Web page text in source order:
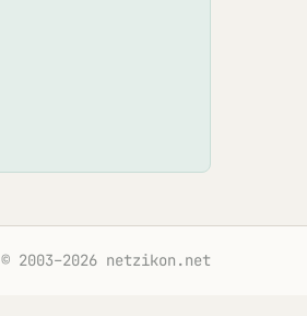
© 2003–2026 netzikon.net